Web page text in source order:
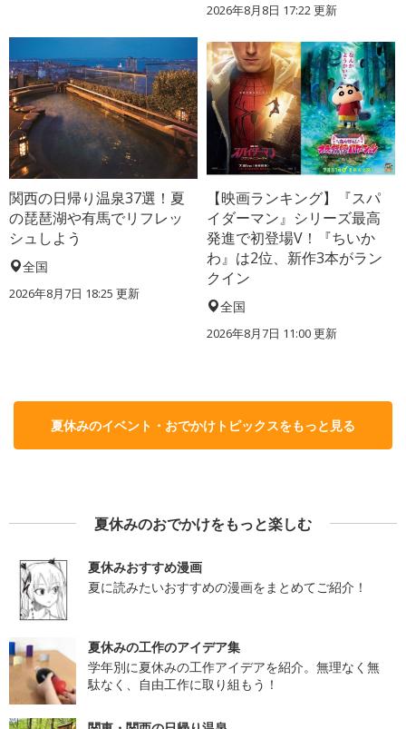
2026年8月8日 17:22更新
関西の日帰り温泉37選！夏
の琵琶湖や有馬でリフレッ
シュしよう
全国
2026年8月7日 18:25 更新
【映画ランキング】『スパ
イダーマン』シリーズ最高
発進で初登場V！『ちいか
わ』は2位、新作3本がラン
クイン
全国
2026年8月7日 11:00更新
夏休みのイベント・おでかけトピックスをもっと見る
夏休みのおでかけをもっと楽しむ
夏休みおすすめ漫画
夏に読みたいおすすめの漫画をまとめてご紹介！
夏休みの工作のアイデア集
学年別に夏休みの工作アイデアを紹介。無理なく無
駄なく、自由工作に取り組もう！